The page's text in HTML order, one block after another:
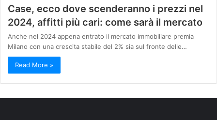
Case, ecco dove scenderanno i prezzi nel
2024, affitti più cari: come sarà il mercato
Anche nel 2024 appena entrato il mercato immobiliare premia
Milano con una crescita stabile del 2% sia sul fronte delle…
Read More »